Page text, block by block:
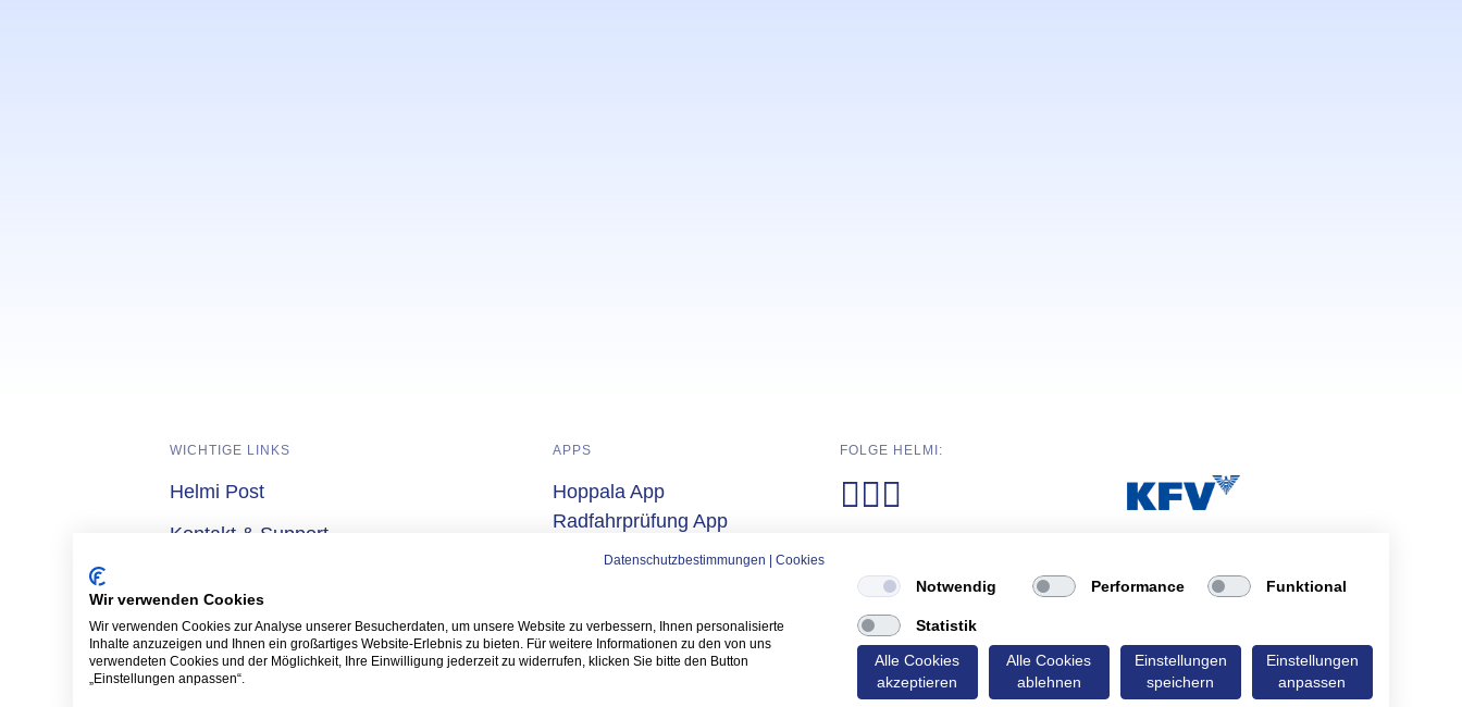
Datenschutzbestimmungen Cookies
Wir verwenden Cookies
Wir verwenden Cookies zur Analyse unserer Besucherdaten, um unsere Website zu verbessern, Ihnen personalisierte
Inhalte anzuzeigen und Ihnen ein großartiges Website-Erlebnis zu bieten. Für weitere Informationen zu den von uns
verwendeten Cookies und der Möglichkeit, Ihre Einwilligung jederzeit zu widerrufen, klicken Sie bitte den Button
„Einstellungen anpassen“.
Notwendig Performance Funktional
Statistik
Alle Cookies
akzeptieren
Alle Cookies
ablehnen
Einstellungen
speichern
Einstellungen
anpassen
WICHTIGE LINKS
Helmi Post
Kontakt & Support
APPS
Hoppala App
(Öffnet in neuem Tab)
Radfahrprüfung App
(Öffnet in neuem Tab)
Yarrive App
(Öffnet in neuem Tab)
FOLGE HELMI:
Rechtliche Verlinkungen
Cookie Einstellungen Datenschutz Impressum made with ❤️ by probots.io